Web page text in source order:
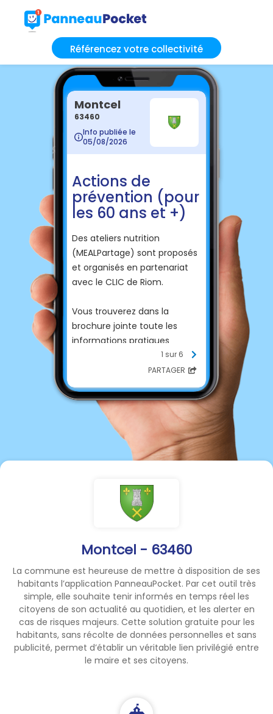
Référencez votre collectivité
Montcel - 63460
La commune est heureuse de mettre à disposition de ses
habitants l’application PanneauPocket. Par cet outil très
simple, elle souhaite tenir informés en temps réel les
citoyens de son actualité au quotidien, et les alerter en
cas de risques majeurs. Cette solution gratuite pour les
habitants, sans récolte de données personnelles et sans
publicité, permet d’établir un véritable lien privilégié entre
le maire et ses citoyens.
Montcel
63460
Info publiée le
05/08/2026
Actions de
prévention (pour
les 60 ans et +)
Des ateliers nutrition
(MEALPartage) sont proposés
et organisés en partenariat
avec le CLIC de Riom.
Vous trouverez dans la
brochure jointe toute les
informations pratiques
relatives à ce parcours.1 sur 6
PARTAGER